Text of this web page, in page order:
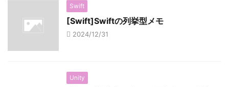
Swift
[Swift]Swiftの列挙型メモ
2024/12/31
Unity